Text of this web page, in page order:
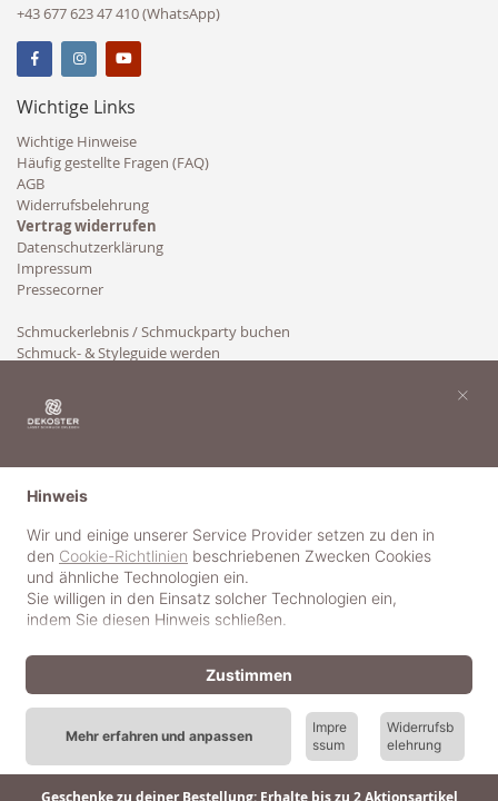
Geschenke zu deiner Bestellung: Erhalte bis zu 2 Aktionsartikel
+43 677 623 47 410 (WhatsApp)
Wichtige Links
Wichtige Hinweise
Häufig gestellte Fragen (FAQ)
AGB
Widerrufsbelehrung
Vertrag widerrufen
Datenschutzerklärung
Impressum
Pressecorner
Schmuckerlebnis / Schmuckparty buchen
Schmuck- & Styleguide werden
© 2018-2025 dekoster GmbH
Hinweis
Wir und einige unserer Service Provider setzen zu den in
den Cookie-Richtlinien beschriebenen Zwecken Cookies
und ähnliche Technologien ein.
Sie willigen in den Einsatz solcher Technologien ein,
indem Sie diesen Hinweis schließen.
Mehr erfahren und anpassen
Impre
ssum
Widerrufsb
elehrung
Zustimmen
×